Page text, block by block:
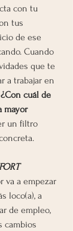
con tu
tus
de ese
Cuando
que te
a trabajar en
¿Con cuál de
mayor
un filtro
va a empezar
loco(a), a
de empleo,
cambios